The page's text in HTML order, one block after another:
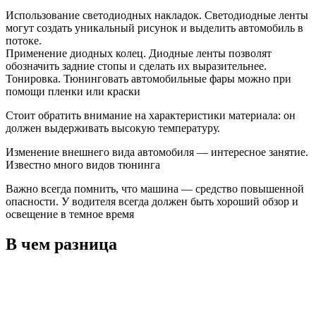
Использование светодиодных накладок. Светодиодные ленты
могут создать уникальный рисунок и выделить автомобиль в
потоке.
Применение диодных колец. Диодные ленты позволят
обозначить задние стопы и сделать их выразительнее.
Тонировка. Тюнинговать автомобильные фары можно при
помощи пленки или краски
Стоит обратить внимание на характеристики материала: он
должен выдерживать высокую температуру.
Изменение внешнего вида автомобиля — интересное занятие.
Известно много видов тюнинга
Важно всегда помнить, что машина — средство повышенной
опасности. У водителя всегда должен быть хороший обзор и
освещение в темное время
В чем разница